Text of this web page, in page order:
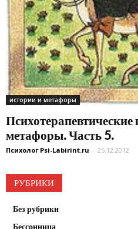
истории и метафоры
метафоры. Часть 5.
Психолог Psi-Labirint.ru - 25.12.2012
РУБРИКИ
Без рубрики
Бессонница